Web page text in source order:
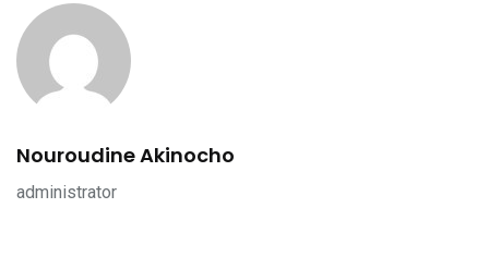
Nouroudine Akinocho
administrator